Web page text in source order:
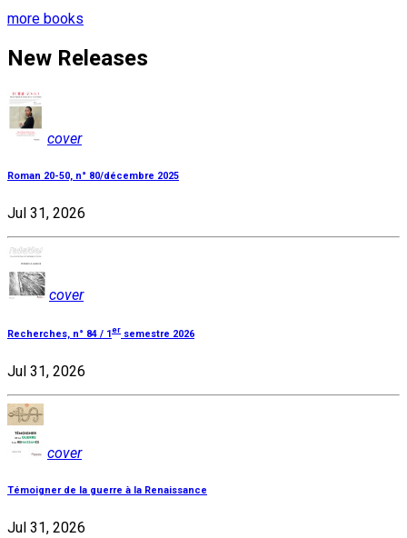
more books
New Releases
cover
Roman 20-50, n° 80/décembre 2025
Jul 31, 2026
cover
Recherches, n° 84 / 1 er semestre 2026
Jul 31, 2026
cover
Témoigner de la guerre à la Renaissance
Jul 31, 2026